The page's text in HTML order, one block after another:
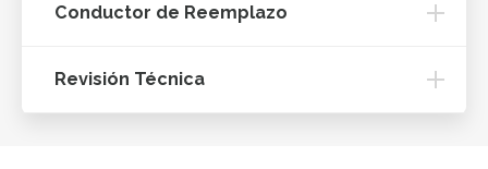
Conductor de Reemplazo
Revisión Técnica